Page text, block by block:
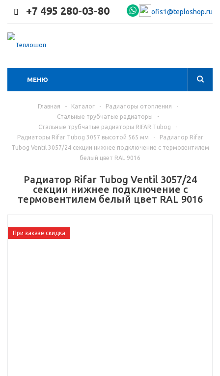
+7 495 280-03-80 ofis1@teploshop.ru
МЕНЮ
Главная - Каталог - Радиаторы отопления
-
Стальные трубчатые радиаторы
-
Стальные трубчатые радиаторы RIFAR Tubog
-
Радиаторы Rifar Tubog 3057 высотой 565 мм
-
Радиатор Rifar
Tubog Ventil 3057/24 секции нижнее подключение с термовентилем
белый цвет RAL 9016
Радиатор Rifar Tubog Ventil 3057/24
секции нижнее подключение с
термовентилем белый цвет RAL 9016
При заказе скидка